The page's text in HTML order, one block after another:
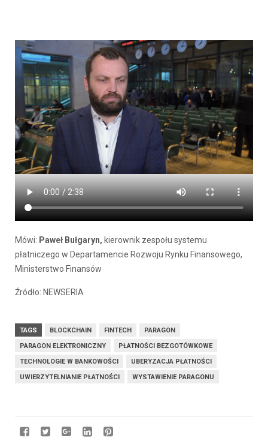
Mówi: Paweł Bułgaryn, kierownik zespołu systemu
płatniczego w Departamencie Rozwoju Rynku Finansowego,
Ministerstwo Finansów
Źródło: NEWSERIA
TAGS BLOCKCHAIN FINTECH
PARAGON
PARAGON ELEKTRONICZNY
PŁATNOŚCI BEZGOTÓWKOWE
TECHNOLOGIE W BANKOWOŚCI
UBERYZACJA PŁATNOŚCI
UWIERZYTELNIANIE PŁATNOŚCI
WYSTAWIENIE PARAGONU